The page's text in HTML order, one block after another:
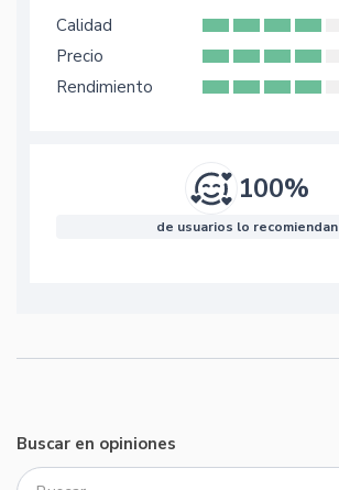
Calidad
Precio
Rendimiento
100%
de usuarios lo recomiendan
Buscar en opiniones